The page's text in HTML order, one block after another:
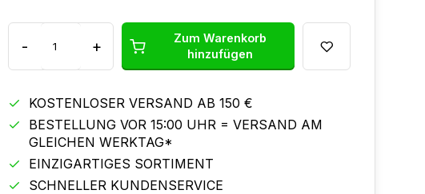
- +
Zum Warenkorb
hinzufügen
KOSTENLOSER VERSAND AB 150 €
BESTELLUNG VOR 15:00 UHR = VERSAND AM
GLEICHEN WERKTAG*
EINZIGARTIGES SORTIMENT
SCHNELLER KUNDENSERVICE